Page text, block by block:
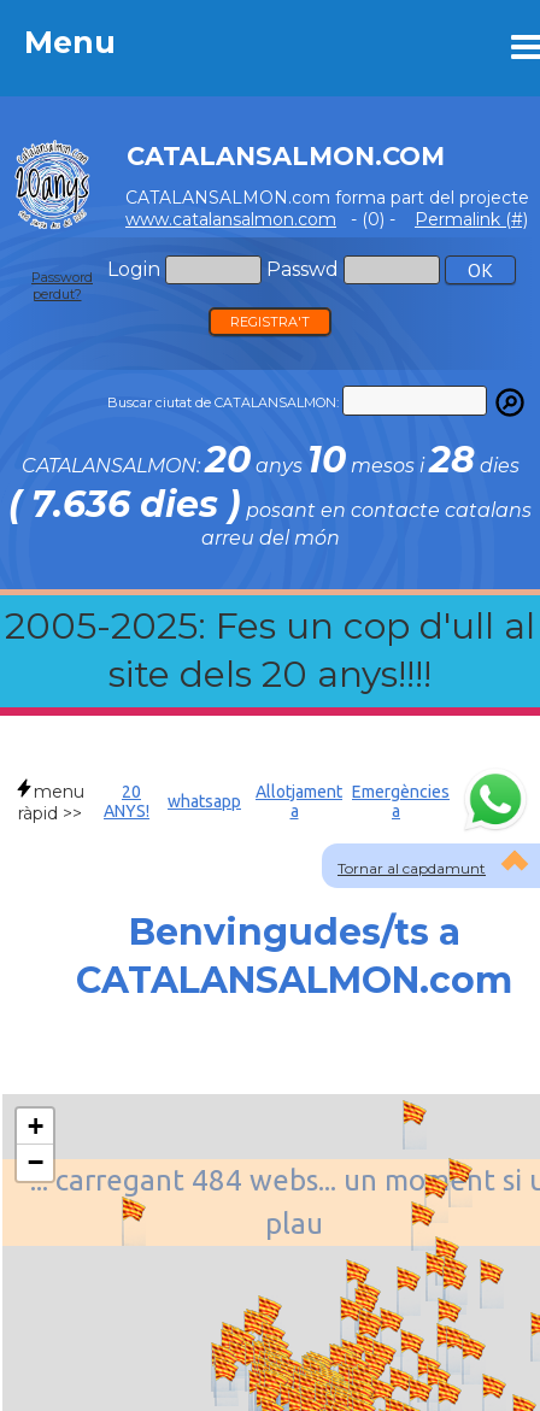
Menu
CATALANSALMON.COM
CATALANSALMON.com forma part del projecte
www.catalansalmon.com - (0) - Permalink (#)
Login Passwd
Password
perdut?
REGISTRA'T
Buscar ciutat de CATALANSALMON:
CATALANSALMON:20anys 10mesos i28 dies
( 7.636 dies ) posant en contacte catalans
arreu del món
2005-2025: Fes un cop d'ull al
site dels 20 anys!!!!
Menu
Tornar al capdamunt
menu
ràpid >>
20
ANYS!
whatsapp
Allotjament
a
Emergències
a
Benvingudes/ts a
CATALANSALMON.com
... carregant 484 webs... un moment si
plau
+
−